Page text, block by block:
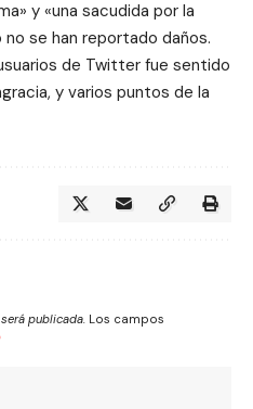
y «una sacudida por la
se han reportado daños.
de Twitter fue sentido
y varios puntos de la
publicada. Los campos